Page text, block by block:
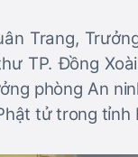
Trang,
TP. Đồng
phòng An
tử trong tỉnh